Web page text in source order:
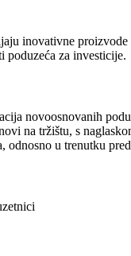
inovativne
poduzeća za investicije.
novoosnovanih
na tržištu, s
odnosno u trenutku